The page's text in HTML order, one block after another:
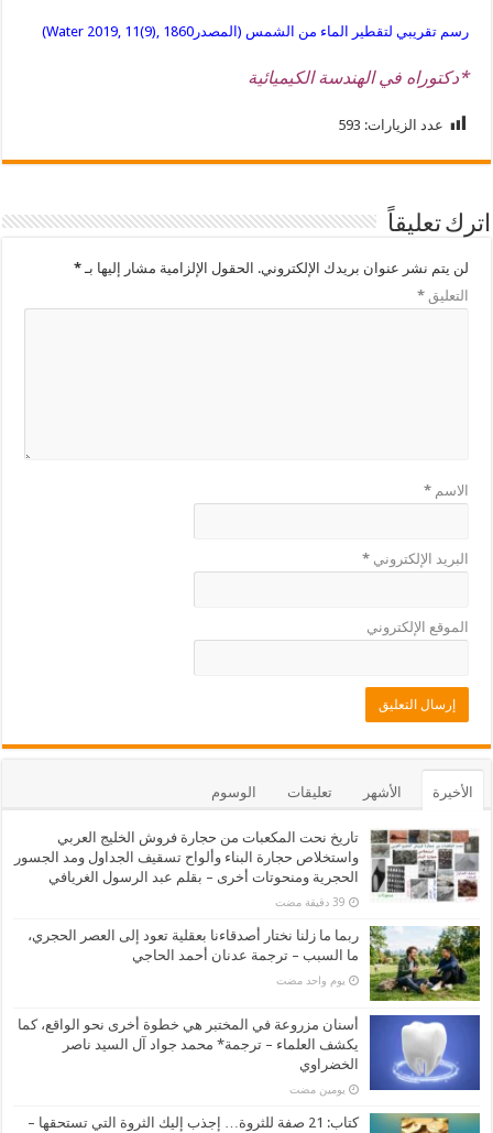
رسم تقريبي لتقطير الماء من الشمس (المصدرWater 2019, 11(9), 1860)
*دكتوراه في الهندسة الكيميائية
عدد الزيارات: 593
اترك تعليقاً
لن يتم نشر عنوان بريدك الإلكتروني. الحقول الإلزامية مشار إليها بـ*
التعليق*
الاسم*
البريد الإلكتروني*
الموقع الإلكتروني
الأخيرة الأشهر تعليقات الوسوم
تاريخ نحت المكعبات من حجارة فروش الخليج العربي
واستخلاص حجارة البناء وألواح تسقيف الجداول ومد الجسور
الحجرية ومنحوتات أخرى – بقلم عبد الرسول الغريافي
ربما ما زلنا نختار أصدقاءنا بعقلية تعود إلى العصر الحجري،
ما السبب – ترجمة عدنان أحمد الحاجي
‏يوم واحد مضت
أسنان مزروعة في المختبر هي خطوة أخرى نحو الواقع، كما
يكشف العلماء – ترجمة* محمد جواد آل السيد ناصر
الخضراوي
‏يومين مضت
كتاب: 21 صفة للثروة… إجذب إليك الثروة التي تستحقها –